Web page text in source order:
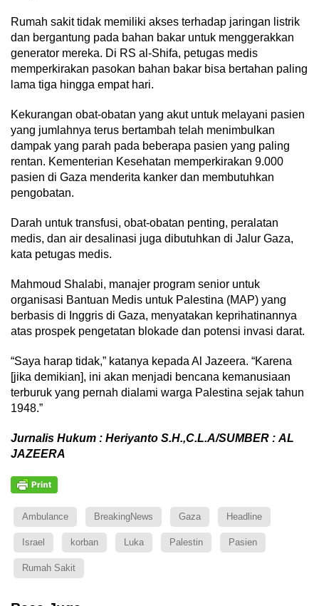
Rumah sakit tidak memiliki akses terhadap jaringan listrik
dan bergantung pada bahan bakar untuk menggerakkan
generator mereka. Di RS al-Shifa, petugas medis
memperkirakan pasokan bahan bakar bisa bertahan paling
lama tiga hingga empat hari.
Kekurangan obat-obatan yang akut untuk melayani pasien
yang jumlahnya terus bertambah telah menimbulkan
dampak yang parah pada beberapa pasien yang paling
rentan. Kementerian Kesehatan memperkirakan 9.000
pasien di Gaza menderita kanker dan membutuhkan
pengobatan.
Darah untuk transfusi, obat-obatan penting, peralatan
medis, dan air desalinasi juga dibutuhkan di Jalur Gaza,
kata petugas medis.
Mahmoud Shalabi, manajer program senior untuk
organisasi Bantuan Medis untuk Palestina (MAP) yang
berbasis di Inggris di Gaza, menyatakan keprihatinannya
atas prospek pengetatan blokade dan potensi invasi darat.
“Saya harap tidak,” katanya kepada Al Jazeera. “Karena
[jika demikian], ini akan menjadi bencana kemanusiaan
terburuk yang pernah dialami warga Palestina sejak tahun
1948.”
Jurnalis Hukum : Heriyanto S.H.,C.L.A/SUMBER : AL
JAZEERA
Ambulance BreakingNews Gaza Headline
Israel korban Luka Palestin Pasien
Rumah Sakit